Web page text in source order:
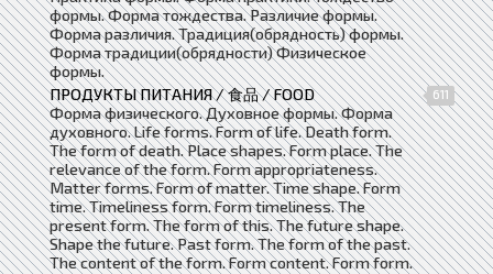
формы. Форма тождества. Различие формы.
Форма различия. Традиция(обрядность) формы.
Форма традиции(обрядности) Физическое
формы.
ПРОДУКТЫ ПИТАНИЯ / 食品 / FOOD
611
Форма физического. Духовное формы. Форма
духовного. Life forms. Form of life. Death form.
The form of death. Place shapes. Form place. The
relevance of the form. Form appropriateness.
Matter forms. Form of matter. Time shape. Form
time. Timeliness form. Form timeliness. The
present form. The form of this. The future shape.
Shape the future. Past form. The form of the past.
The content of the form. Form content. Form form.